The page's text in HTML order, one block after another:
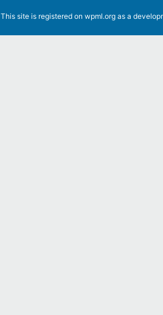
This site is registered on wpml.orgas a